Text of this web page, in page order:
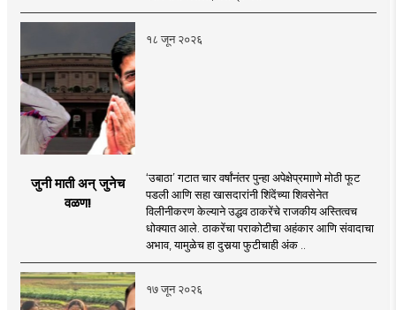
१८ जून २०२६
जुनी माती अन् जुनेच
वळण!
‘उबाठा’ गटात चार वर्षांनंतर पुन्हा अपेक्षेप्रमााणे मोठी फूट
पडली आणि सहा खासदारांनी शिंदेंच्या शिवसेनेत
विलीनीकरण केल्याने उद्धव ठाकरेंचे राजकीय अस्तित्वच
धोक्यात आले. ठाकरेंचा पराकोटीचा अहंकार आणि संवादाचा
अभाव, यामुळेच हा दुसर्‍या फुटीचाही अंक ..
१७ जून २०२६